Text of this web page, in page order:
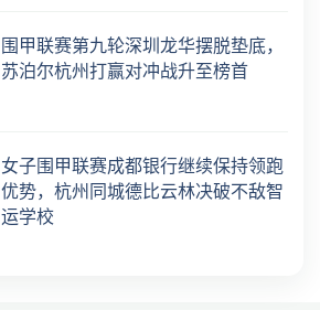
围甲联赛第九轮深圳龙华摆脱垫底，
苏泊尔杭州打赢对冲战升至榜首
女子围甲联赛成都银行继续保持领跑
优势，杭州同城德比云林决破不敌智
运学校